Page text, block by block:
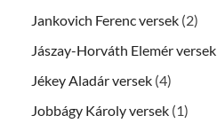
Jankovich Ferenc versek (2)
Jászay-Horváth Elemér versek
Jékey Aladár versek (4)
Jobbágy Károly versek (1)